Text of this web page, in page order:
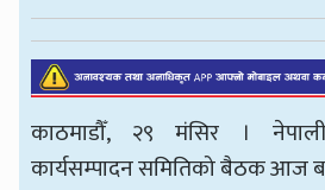
काठमाडौँ, २९ मंसिर ।
कार्यसम्पादन समितिको बैठक आज